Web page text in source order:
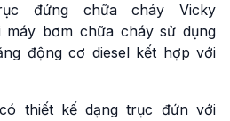
đứng chữa cháy Vicky
máy bơm chữa cháy sử dụng
động cơ diesel kết hợp với
thiết kế dạng trục đứn với